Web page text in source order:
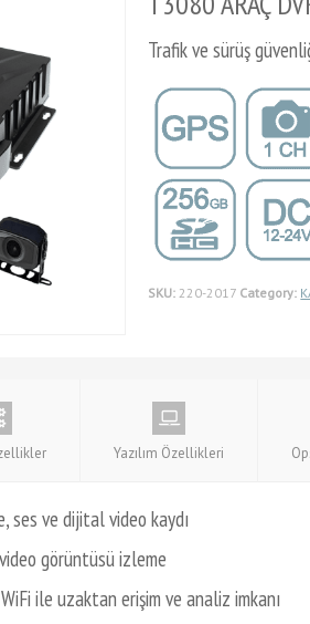
Trafik ve sürüş
SKU: 220-2017 Category:
Yazılım Özellikleri
ses ve dijital video kaydı
görüntüsü izleme
ile uzaktan erişim ve analiz imkanı